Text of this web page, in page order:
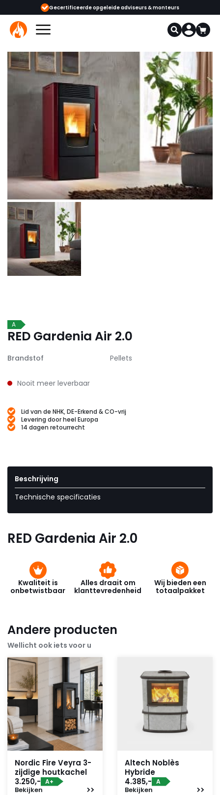
opgeleide adviseurs & monteurs 1000+ kachels en haarden in
A
RED Gardenia Air 2.0
Brandstof Pellets
Nooit meer leverbaar
Lid van de NHK, DE-Erkend & CO-vrij
Levering door heel Europa
14 dagen retourrecht
Beschrijving
Technische specificaties
RED Gardenia Air 2.0
Kwaliteit is
onbetwistbaar
Alles draait om
klanttevredenheid
Wij bieden een
totaalpakket
Andere producten
Wellicht ook iets voor u
Nordic Fire Veyra 3-
zijdige houtkachel
3.250,- A+
Bekijken
Altech Noblès
Hybride
4.385,- A
Bekijken